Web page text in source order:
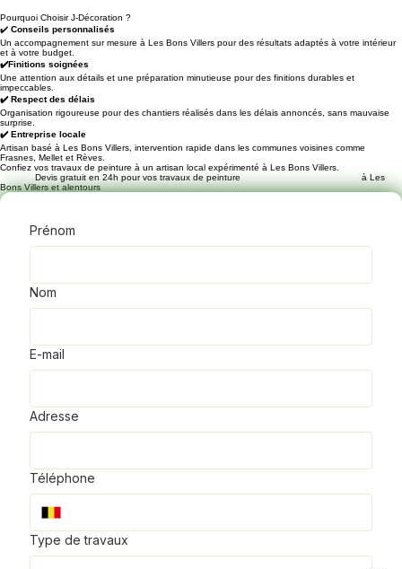
Notre entreprise de peinture à Les Bons Villers
se distingue par un travail soigné, des finitions
durables, l’utilisation de matériaux de qualité et
de nombreux clients satisfaits dans la région.
Pourquoi Choisir J-Décoration ?
✔️Conseils personnalisés
Un accompagnement sur mesure à Les Bons Villers pour des résultats adaptés à votre intérieur
et à votre budget.
✔️Finitions soignées
Une attention aux détails et une préparation minutieuse pour des finitions durables et
impeccables.
✔️ Respect des délais
Organisation rigoureuse pour des chantiers réalisés dans les délais annoncés, sans mauvaise
surprise.
✔️ Entreprise locale
Artisan basé à Les Bons Villers, intervention rapide dans les communes voisines comme
Frasnes, Mellet et Rèves.
Confiez vos travaux de peinture à un artisan local expérimenté à Les Bons Villers.
Devis gratuit en 24h pour vos travaux de peinture à Les
Prénom
Nom
E-mail
Adresse
Téléphone
Type de travaux